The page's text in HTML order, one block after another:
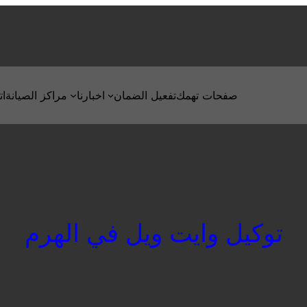
مراكز الصيانة اخبارنا تفعيل الضمانصفحات تهمك
توكيل وايت ويل في الهرم